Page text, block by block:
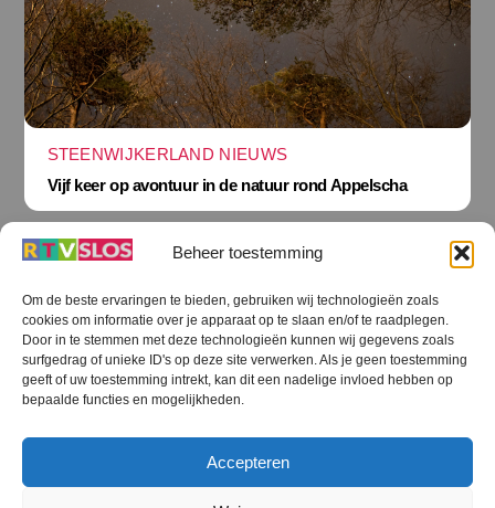
Beheer toestemming
Om de beste ervaringen te bieden, gebruiken wij technologieën zoals
cookies om informatie over je apparaat op te slaan en/of te raadplegen.
Door in te stemmen met deze technologieën kunnen wij gegevens zoals
surfgedrag of unieke ID's op deze site verwerken. Als je geen toestemming
geeft of uw toestemming intrekt, kan dit een nadelige invloed hebben op
bepaalde functies en mogelijkheden.
Accepteren
STEENWIJKERLAND NIEUWS
Vijf keer op avontuur in de natuur rond Appelscha
Terug
naar
boven
RTV SLOS
RTV SLOS ANBI